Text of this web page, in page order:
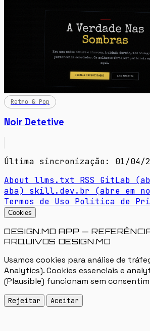
Retro & Pop
Noir Detetive
Última sincronização: 01/04/
About llms.txt RSS GitLab
aba)
skill.dev.br (abre em
Termos de Uso Política de
Cookies
DESIGN.MD APP —
ARQUIVOS DESIGN.MD
Usamos cookies para análise de
Analytics). Cookies essenciais e
(Plausible) funcionam sem
Rejeitar Aceitar